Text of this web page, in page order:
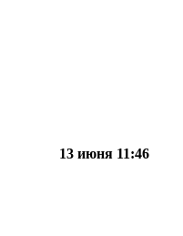
13 июня 11:46